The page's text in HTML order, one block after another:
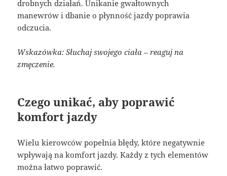
drobnych działań. Unikanie gwałtownych
manewrów i dbanie o płynność jazdy poprawia
odczucia.
Wskazówka: Słuchaj swojego ciała – reaguj na
zmęczenie.
Czego unikać, aby poprawić
komfort jazdy
Wielu kierowców popełnia błędy, które negatywnie
wpływają na komfort jazdy. Każdy z tych elementów
można łatwo poprawić.